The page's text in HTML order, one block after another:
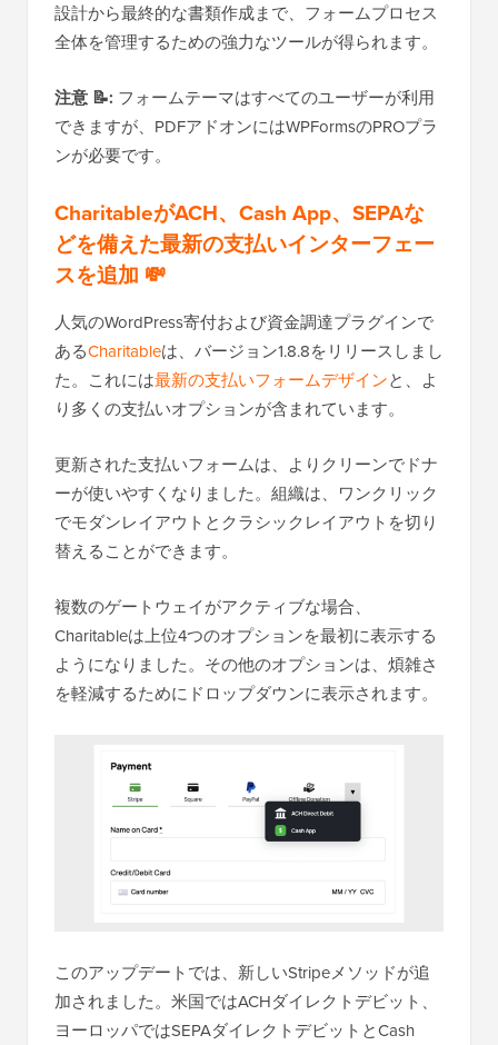
設計から最終的な書類作成まで、フォームプロセス
全体を管理するための強力なツールが得られます。
注意 📝: フォームテーマはすべてのユーザーが利用
できますが、PDFアドオンにはWPFormsのPROプラ
ンが必要です。
CharitableがACH、Cash App、SEPAな
どを備えた最新の支払いインターフェー
スを追加 💸
人気のWordPress寄付および資金調達プラグインで
あるCharitableは、バージョン1.8.8をリリースしまし
た。これには最新の支払いフォームデザインと、よ
り多くの支払いオプションが含まれています。
更新された支払いフォームは、よりクリーンでドナ
ーが使いやすくなりました。組織は、ワンクリック
でモダンレイアウトとクラシックレイアウトを切り
替えることができます。
複数のゲートウェイがアクティブな場合、
Charitableは上位4つのオプションを最初に表示する
ようになりました。その他のオプションは、煩雑さ
を軽減するためにドロップダウンに表示されます。
このアップデートでは、新しいStripeメソッドが追
加されました。米国ではACHダイレクトデビット、
ヨーロッパではSEPAダイレクトデビットとCash